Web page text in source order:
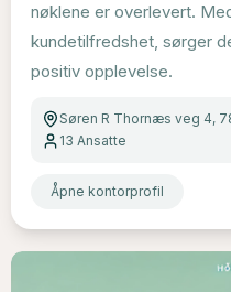
nøklene er overlevert.
kundetilfredshet, sørger
positiv opplevelse.
Søren R Thornæs veg 4,
13 Ansatte
Åpne kontorprofil